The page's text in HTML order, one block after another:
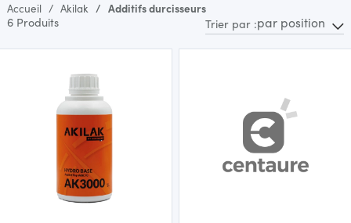
Accueil Akilak
Additifs durcisseurs
6 Produits
Trier par :par position